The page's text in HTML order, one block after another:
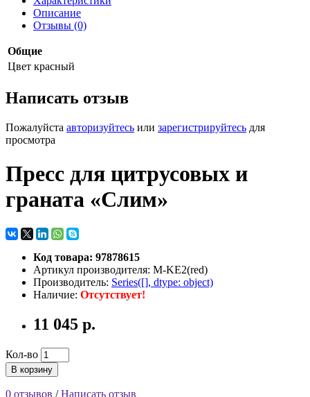
Описание
Отзывы (0)
Общие
Цвет красный
Написать отзыв
Пожалуйста авторизуйтесь или зарегистрируйтесь для
просмотра
Пресс для цитрусовых и
граната «Слим»
Код товара: 97878615
Артикул производителя: M-KE2(red)
Производитель: Series([], dtype: object)
Наличие: Отсутствует!
11 045 р.
Кол-во
В корзину
0 отзывов /Написать отзыв